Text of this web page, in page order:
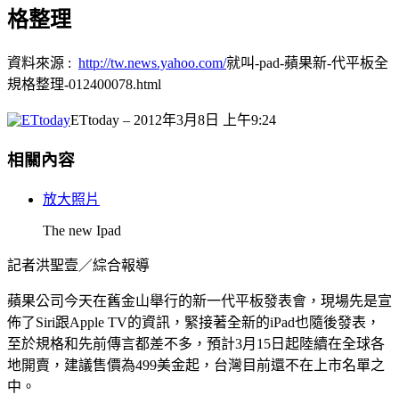
格整理
資料來源 : http://tw.news.yahoo.com/就叫-pad-蘋果新-代平板全
規格整理-012400078.html
ETtoday – 2012年3月8日 上午9:24
相關內容
放大照片
The new Ipad
記者洪聖壹／綜合報導
蘋果公司今天在舊金山舉行的新一代平板發表會，現場先是宣
佈了Siri跟Apple TV的資訊，緊接著全新的iPad也隨後發表，
至於規格和先前傳言都差不多，預計3月15日起陸續在全球各
地開賣，建議售價為499美金起，台灣目前還不在上市名單之
中。